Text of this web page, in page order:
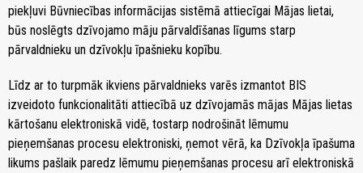
piekļuvi Būvniecības informācijas sistēmā attiecīgai Mājas lietai,
būs noslēgts dzīvojamo māju pārvaldīšanas līgums starp
pārvaldnieku un dzīvokļu īpašnieku kopību.
Līdz ar to turpmāk ikviens pārvaldnieks varēs izmantot BIS
izveidoto funkcionalitāti attiecībā uz dzīvojamās mājas Mājas lietas
kārtošanu elektroniskā vidē, tostarp nodrošināt lēmumu
pieņemšanas procesu elektroniski, ņemot vērā, ka Dzīvokļa īpašuma
likums pašlaik paredz lēmumu pieņemšanas procesu arī elektroniskā